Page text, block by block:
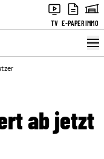
TV E-PAPERIMMO
ab jetzt